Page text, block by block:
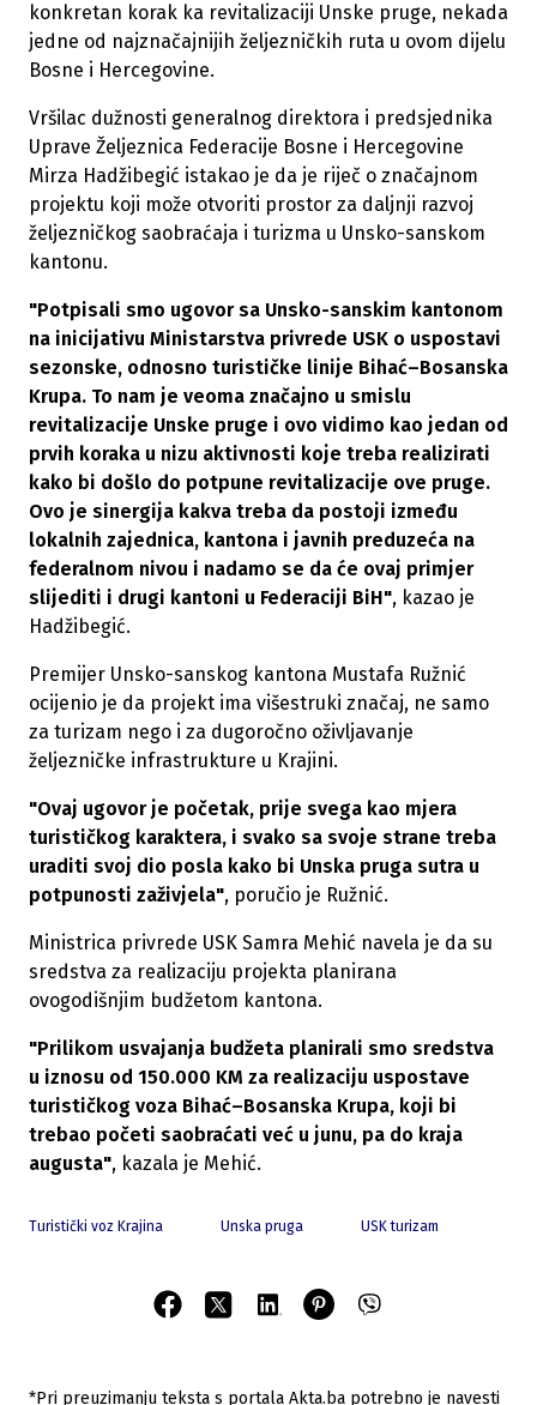
konkretan korak ka revitalizaciji Unske pruge, nekada
jedne od najznačajnijih željezničkih ruta u ovom dijelu
Bosne i Hercegovine.
Vršilac dužnosti generalnog direktora i predsjednika
Uprave Željeznica Federacije Bosne i Hercegovine
Mirza Hadžibegić istakao je da je riječ o značajnom
projektu koji može otvoriti prostor za daljnji razvoj
željezničkog saobraćaja i turizma u Unsko-sanskom
kantonu.
"Potpisali smo ugovor sa Unsko-sanskim kantonom
na inicijativu Ministarstva privrede USK o uspostavi
sezonske, odnosno turističke linije Bihać–Bosanska
Krupa. To nam je veoma značajno u smislu
revitalizacije Unske pruge i ovo vidimo kao jedan od
prvih koraka u nizu aktivnosti koje treba realizirati
kako bi došlo do potpune revitalizacije ove pruge.
Ovo je sinergija kakva treba da postoji između
lokalnih zajednica, kantona i javnih preduzeća na
federalnom nivou i nadamo se da će ovaj primjer
slijediti i drugi kantoni u Federaciji BiH", kazao je
Hadžibegić.
Premijer Unsko-sanskog kantona Mustafa Ružnić
ocijenio je da projekt ima višestruki značaj, ne samo
za turizam nego i za dugoročno oživljavanje
željezničke infrastrukture u Krajini.
"Ovaj ugovor je početak, prije svega kao mjera
turističkog karaktera, i svako sa svoje strane treba
uraditi svoj dio posla kako bi Unska pruga sutra u
potpunosti zaživjela", poručio je Ružnić.
Ministrica privrede USK Samra Mehić navela je da su
sredstva za realizaciju projekta planirana
ovogodišnjim budžetom kantona.
"Prilikom usvajanja budžeta planirali smo sredstva
u iznosu od 150.000 KM za realizaciju uspostave
turističkog voza Bihać–Bosanska Krupa, koji bi
trebao početi saobraćati već u junu, pa do kraja
augusta", kazala je Mehić.
Turistički voz Krajina Unska pruga USK turizam
*Pri preuzimanju teksta s portala Akta.ba potrebno je navesti